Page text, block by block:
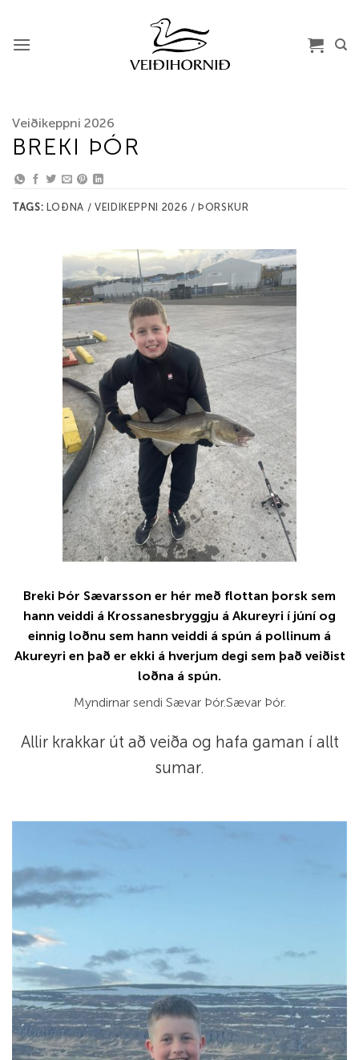
content
Veiðikeppni 2026
BREKI ÞÓR
TAGS: LOÐNA / VEIDIKEPPNI 2026 / ÞORSKUR
Breki Þór Sævarsson er hér með flottan þorsk sem
hann veiddi á Krossanesbryggju á Akureyri í júní og
einnig loðnu sem hann veiddi á spún á pollinum á
Akureyri en það er ekki á hverjum degi sem það veiðist
loðna á spún.
Myndirnar sendi Sævar Þór.Sævar Þór.
Allir krakkar út að veiða og hafa gaman í allt
sumar.